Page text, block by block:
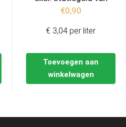
€0,90
Toevoegen aan
winkelwagen
€ 3,04 per liter